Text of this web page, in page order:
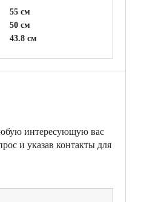
55 см
50 см
43.8 см
интересующую вас
и указав контакты для